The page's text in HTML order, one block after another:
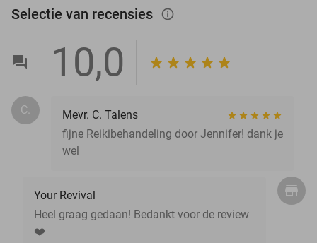
Selectie van recensies info_outlined
10,0
C.
Mevr. C. Talens
fijne Reikibehandeling door Jennifer! dank je
wel
Your Revival
Heel graag gedaan! Bedankt voor de review
❤️